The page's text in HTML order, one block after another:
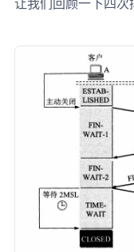
让我们回顾一下四次